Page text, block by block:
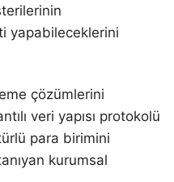
yapabileceklerini
çözümlerini
veri yapısı protokolü
para birimini
kurumsal